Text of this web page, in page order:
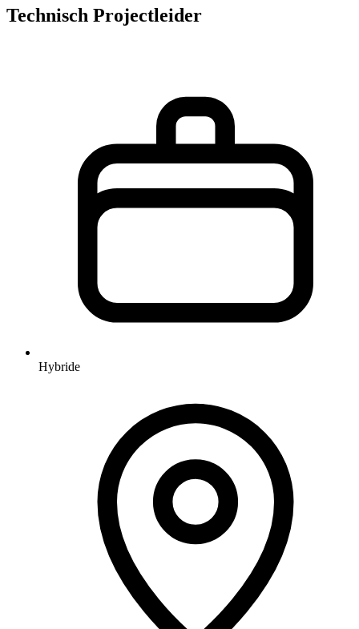
Technisch Projectleider
Hybride